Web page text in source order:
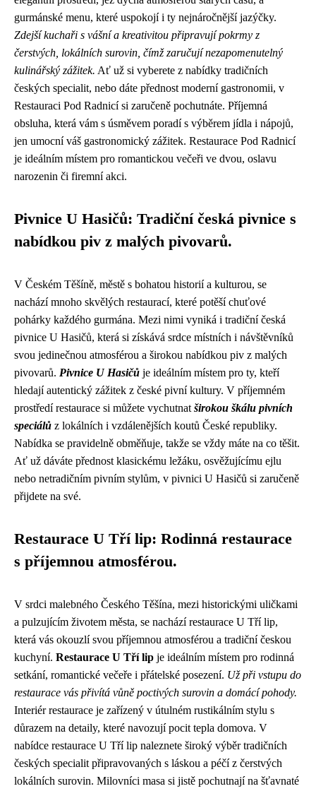
gurmánské menu, které uspokojí i ty nejnáročnější jazýčky.
Zdejší kuchaři s vášní a kreativitou připravují pokrmy z
čerstvých, lokálních surovin, čímž zaručují nezapomenutelný
kulinářský zážitek. Ať už si vyberete z nabídky tradičních
českých specialit, nebo dáte přednost moderní gastronomii, v
Restauraci Pod Radnicí si zaručeně pochutnáte. Příjemná
obsluha, která vám s úsměvem poradí s výběrem jídla i nápojů,
jen umocní váš gastronomický zážitek. Restaurace Pod Radnicí
je ideálním místem pro romantickou večeři ve dvou, oslavu
narozenin či firemní akci.
Pivnice U Hasičů: Tradiční česká pivnice s
nabídkou piv z malých pivovarů.
V Českém Těšíně, městě s bohatou historií a kulturou, se
nachází mnoho skvělých restaurací, které potěší chuťové
pohárky každého gurmána. Mezi nimi vyniká i tradiční česká
pivnice U Hasičů, která si získává srdce místních i návštěvníků
svou jedinečnou atmosférou a širokou nabídkou piv z malých
pivovarů. Pivnice U Hasičů je ideálním místem pro ty, kteří
hledají autentický zážitek z české pivní kultury. V příjemném
prostředí restaurace si můžete vychutnat širokou škálu pivních
speciálů z lokálních i vzdálenějších koutů České republiky.
Nabídka se pravidelně obměňuje, takže se vždy máte na co těšit.
Ať už dáváte přednost klasickému ležáku, osvěžujícímu ejlu
nebo netradičním pivním stylům, v pivnici U Hasičů si zaručeně
přijdete na své.
Restaurace U Tří lip: Rodinná restaurace
s příjemnou atmosférou.
V srdci malebného Českého Těšína, mezi historickými uličkami
a pulzujícím životem města, se nachází restaurace U Tří lip,
která vás okouzlí svou příjemnou atmosférou a tradiční českou
kuchyní. Restaurace U Tří lip je ideálním místem pro rodinná
setkání, romantické večeře i přátelské posezení. Už při vstupu do
restaurace vás přivítá vůně poctivých surovin a domácí pohody.
Interiér restaurace je zařízený v útulném rustikálním stylu s
důrazem na detaily, které navozují pocit tepla domova. V
nabídce restaurace U Tří lip naleznete široký výběr tradičních
českých specialit připravovaných s láskou a péčí z čerstvých
lokálních surovin. Milovníci masa si jistě pochutnají na šťavnaté